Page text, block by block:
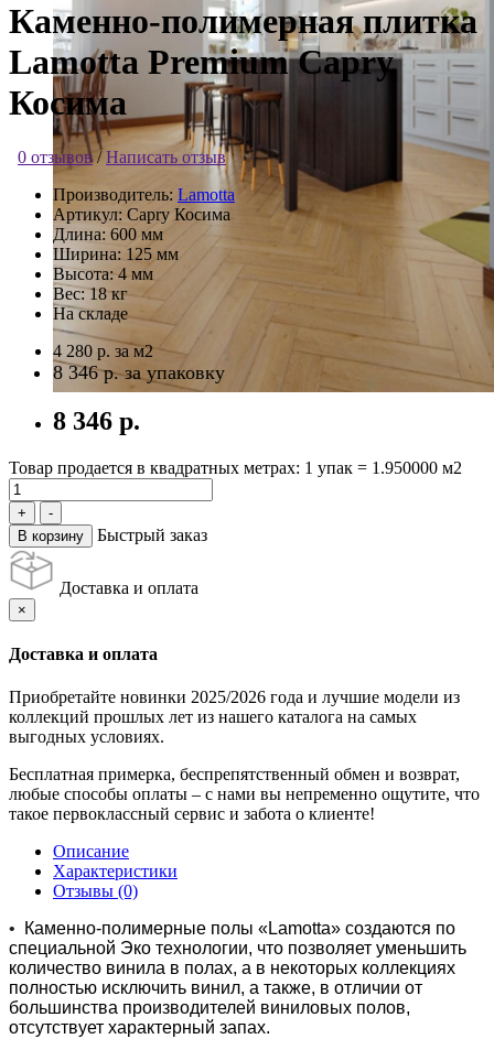
Каменно-полимерная плитка
Lamotta Premium Capry
Косима
0 отзывов/Написать отзыв
Производитель: Lamotta
Артикул: Capry Косима
Длина: 600 мм
Ширина: 125 мм
Высота:4 мм
Вес:18 кг
На складе
4 280 р. за м2
8 346 р.за упаковку
8 346 р.
Товар продается в квадратных метрах: 1 упак = 1.950000 м2
В корзину Быстрый заказ
Доставка и оплата
×
Доставка и оплата
Приобретайте новинки 2025/2026 года и лучшие модели из
коллекций прошлых лет из нашего каталога на самых
выгодных условиях.
Бесплатная примерка, беспрепятственный обмен и возврат,
любые способы оплаты – с нами вы непременно ощутите, что
такое первоклассный сервис и забота о клиенте!
Описание
Характеристики
Отзывы (0)
•
Каменно-полимерные полы «Lamotta» создаются по
специальной Эко технологии, что позволяет уменьшить
количество винила в полах, а в некоторых коллекциях
полностью исключить винил, а также, в отличии от
большинства производителей виниловых полов,
отсутствует характерный запах.